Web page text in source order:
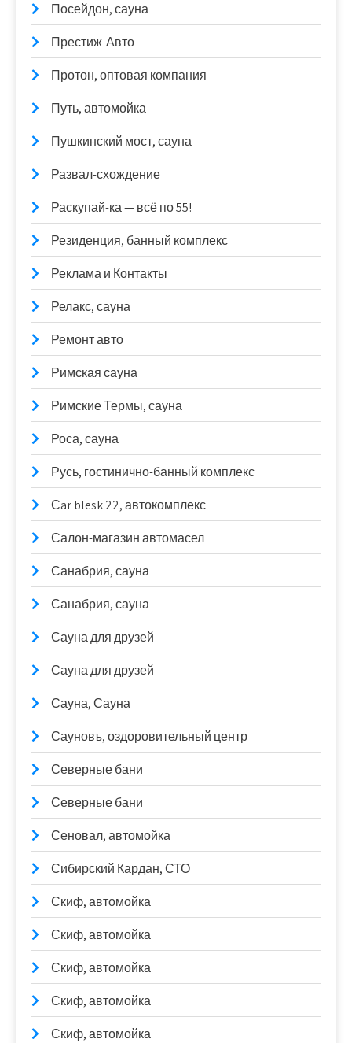
Посейдон, сауна
Престиж-Авто
Протон, оптовая компания
Путь, автомойка
Пушкинский мост, сауна
Развал-схождение
Раскупай-ка — всё по 55!
Резиденция, банный комплекс
Реклама и Контакты
Релакс, сауна
Ремонт авто
Римская сауна
Римские Термы, сауна
Роса, сауна
Русь, гостинично-банный комплекс
Сar blesk 22, автокомплекс
Салон-магазин автомасел
Санабрия, сауна
Санабрия, сауна
Сауна для друзей
Сауна для друзей
Сауна, Сауна
Сауновъ, оздоровительный центр
Северные бани
Северные бани
Сеновал, автомойка
Сибирский Кардан, СТО
Скиф, автомойка
Скиф, автомойка
Скиф, автомойка
Скиф, автомойка
Скиф, автомойка